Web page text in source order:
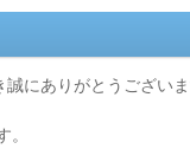
にありがとうございま